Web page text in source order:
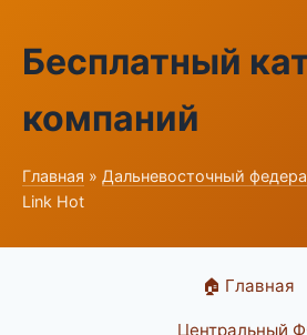
Бесплатный
компаний
Главная » Дальневосточный
Link Hot
🏠 Главная
Центральный